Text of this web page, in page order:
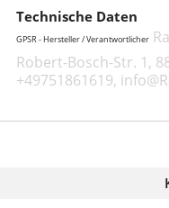
Technische Daten
GPSR - Hersteller / Verantwortlicher
Robert-Bosch-Str. 1,
+49751861619,